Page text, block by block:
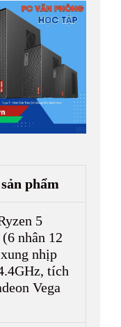
phẩm
5
nhân 12
nhịp
tích
Vega